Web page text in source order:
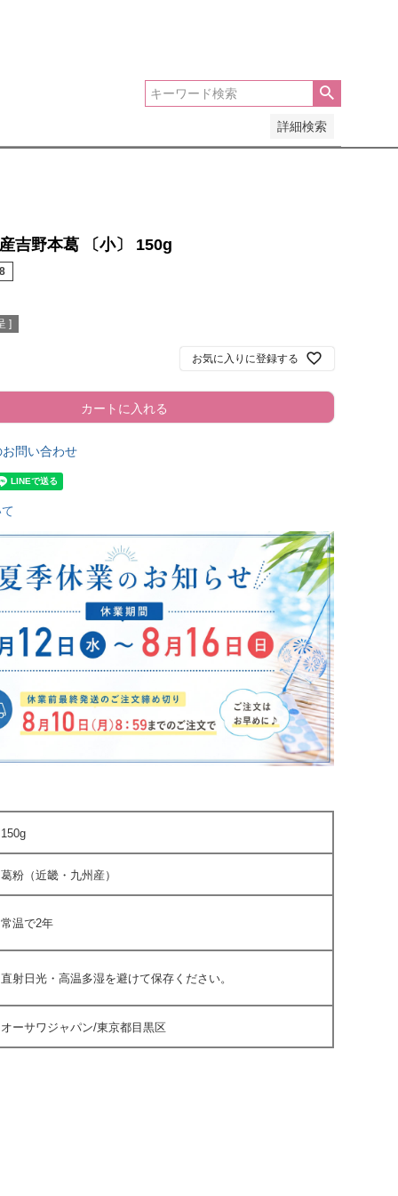
詳細検索
吉野本葛 〔小〕 150g
]
お気に入りに登録する
カートに入れる
問い合わせ
150g
葛粉（近畿・九州産）
常温で2年
直射日光・高温多湿を避けて保存ください。
オーサワジャパン/東京都目黒区